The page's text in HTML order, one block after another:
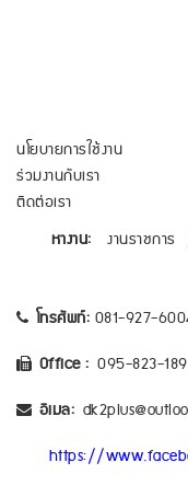
นโยบายการใช้งาน
ร่วมงานกับเรา
ติดต่อเรา
หางาน:
งานราชการ
โทรศัพท์: 081-927-
Office : 095-823-
อีเมล:
https://